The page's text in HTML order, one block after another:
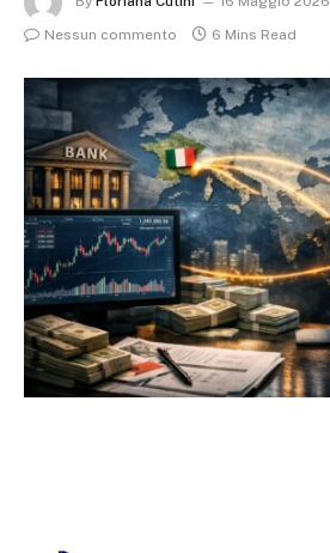
Nessun commento
6 Mins Read